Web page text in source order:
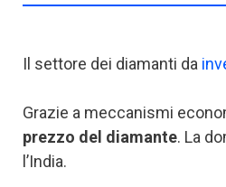
Il settore dei diamanti da
Grazie a meccanismi
prezzo del diamante. La
l’India.